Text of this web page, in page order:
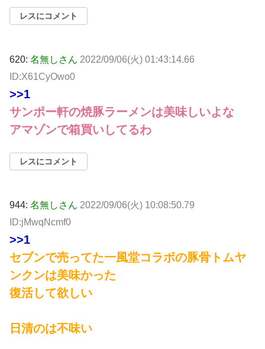
レスにコメント
620: 名無しさん 2022/09/06(火) 01:43:14.66
ID:X61CyOwo0
>>1
サンポー軒の焼豚ラーメンは美味しいよな
アマゾンで箱買いしてるわ
レスにコメント
944: 名無しさん 2022/09/06(火) 10:08:50.79
ID:jMwqNcmf0
>>1
セブンで売ってた一風堂コラボの豚骨トムヤ
ンクンは美味かった
復活して欲しい
日清のは不味い